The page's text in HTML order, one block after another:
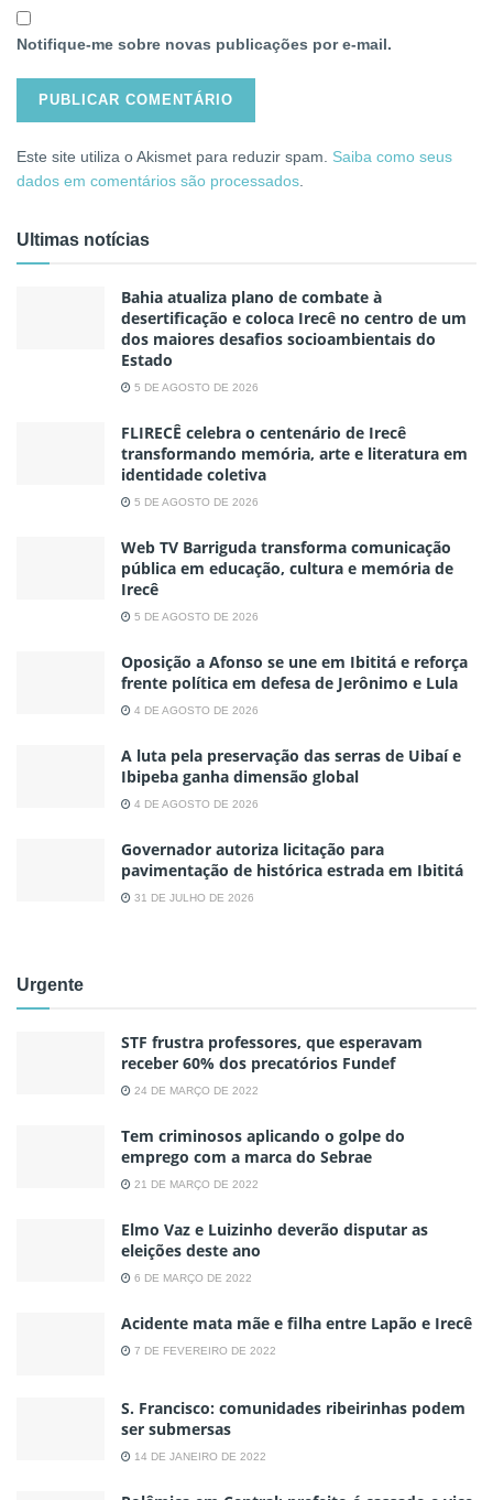
Notifique-me sobre novas publicações por e-mail.
Este site utiliza o Akismet para reduzir spam. Saiba como seus
dados em comentários são processados
Ultimas notícias
Bahia atualiza plano de combate à
desertificação e coloca Irecê no centro de um
dos maiores desafios socioambientais do
Estado
5 DE AGOSTO DE 2026
FLIRECÊ celebra o centenário de Irecê
transformando memória, arte e literatura em
identidade coletiva
5 DE AGOSTO DE 2026
Web TV Barriguda transforma comunicação
pública em educação, cultura e memória de
Irecê
5 DE AGOSTO DE 2026
Oposição a Afonso se une em Ibititá e reforça
frente política em defesa de Jerônimo e Lula
4 DE AGOSTO DE 2026
A luta pela preservação das serras de Uibaí e
Ibipeba ganha dimensão global
4 DE AGOSTO DE 2026
Governador autoriza licitação para
pavimentação de histórica estrada em Ibititá
31 DE JULHO DE 2026
Urgente
STF frustra professores, que esperavam
receber 60% dos precatórios Fundef
24 DE MARÇO DE 2022
Tem criminosos aplicando o golpe do
emprego com a marca do Sebrae
21 DE MARÇO DE 2022
Elmo Vaz e Luizinho deverão disputar as
eleições deste ano
6 DE MARÇO DE 2022
Acidente mata mãe e filha entre Lapão e Irecê
7 DE FEVEREIRO DE 2022
S. Francisco: comunidades ribeirinhas podem
ser submersas
14 DE JANEIRO DE 2022